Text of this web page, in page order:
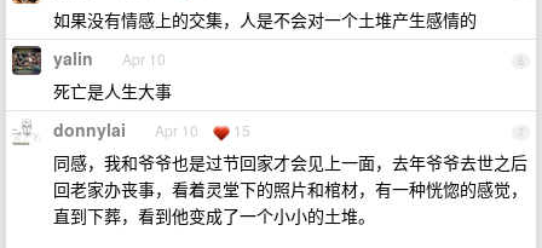
如果没有情感上的交集，人是不会对一个土堆产生感情的
6
yalin Apr 10
死亡是人生大事
7
donnylai Apr 10 15
同感，我和爷爷也是过节回家才会见上一面，去年爷爷去世之后
回老家办丧事，看着灵堂下的照片和棺材，有一种恍惚的感觉，
直到下葬，看到他变成了一个小小的土堆。